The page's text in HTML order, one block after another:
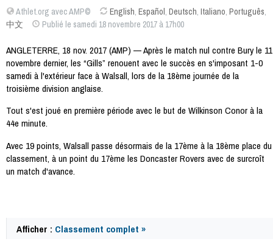
Athlet.org avec AMP© English, Español, Deutsch, Italiano, Português,
中文
Publié le samedi 18 novembre 2017 à 17h00
ANGLETERRE, 18 nov. 2017 (AMP) — Après le match nul contre Bury le 11
novembre dernier, les “Gills” renouent avec le succès en s'imposant 1-0
samedi à l'extérieur face à Walsall, lors de la 18ème journée de la
troisième division anglaise.
Tout s'est joué en première période avec le but de Wilkinson Conor à la
44e minute.
Avec 19 points, Walsall passe désormais de la 17ème à la 18ème place du
classement, à un point du 17ème les Doncaster Rovers avec de surcroît
un match d'avance.
Afficher : Classement complet »